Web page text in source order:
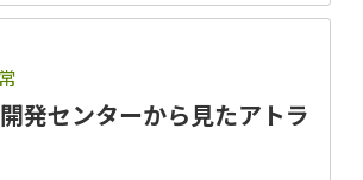
発センターから見たアトラ